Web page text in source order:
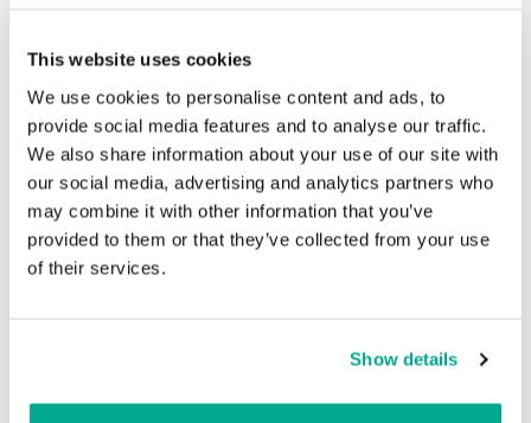
This website uses cookies
We use cookies to personalise content and ads, to
provide social media features and to analyse our traffic.
We also share information about your use of our site with
our social media, advertising and analytics partners who
may combine it with other information that you’ve
provided to them or that they’ve collected from your use
of their services.
Show details
ORACLE EXPLOIT KITS
Correos falsos de CNN dicen que Estados
Unidos está bombardeando Siria